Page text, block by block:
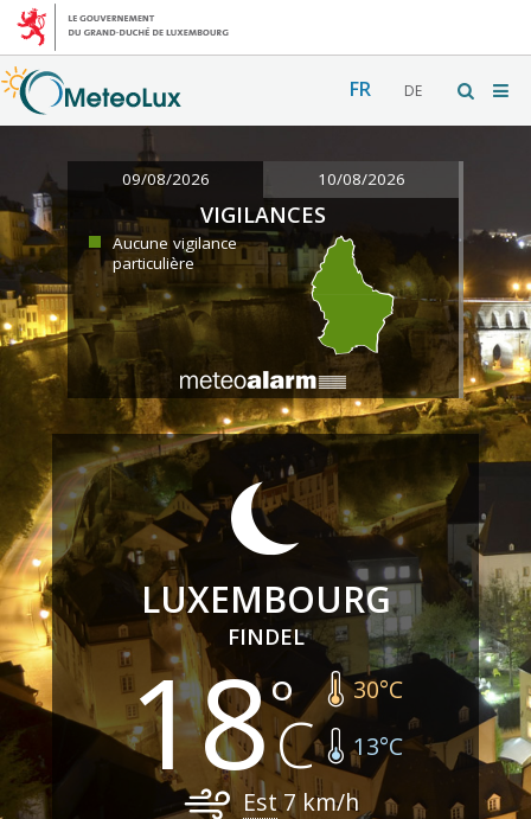
FR DE
09/08/2026 10/08/2026
VIGILANCES
Aucune vigilance
particulière
LUXEMBOURG
FINDEL
18 30°C
13°C
Est7 km/h